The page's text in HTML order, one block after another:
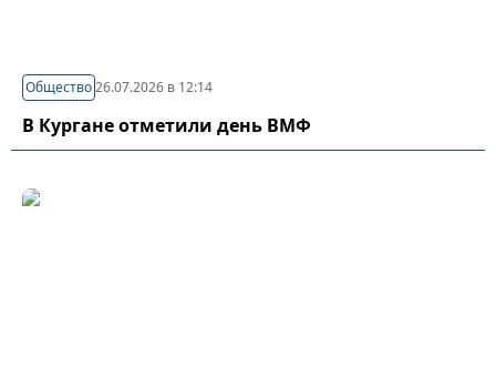
Общество26.07.2026 в 12:14
В Кургане отметили день ВМФ